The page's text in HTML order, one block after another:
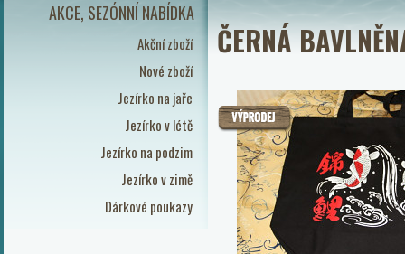
AKCE, SEZÓNNÍ NABÍDKA
Akční zboží
Nové zboží
Jezírko na jaře
Jezírko v létě
Jezírko na podzim
Jezírko v zimě
Dárkové poukazy
ČERNÁ